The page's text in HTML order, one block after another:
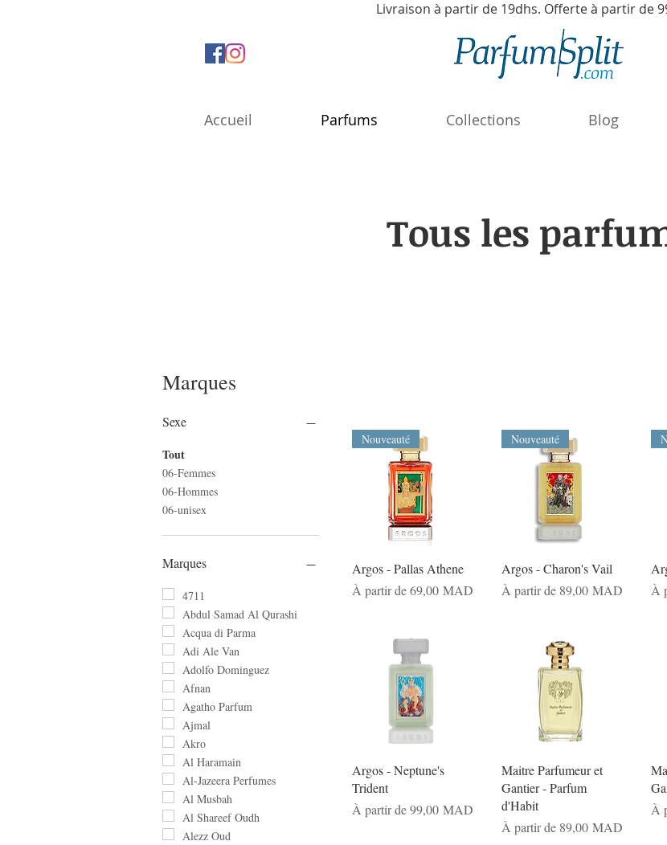
Livraison à partir de 19dhs. Offerte à partir de
Accueil Parfums Collections Blog
Tous les
Marques
Sexe
Tout
06-Femmes
06-Hommes
06-unisex
Marques
4711
Abdul Samad Al Qurashi
Acqua di Parma
Adi Ale Van
Adolfo Dominguez
Afnan
Agatho Parfum
Ajmal
Akro
Al Haramain
Al-Jazeera Perfumes
Al Musbah
Al Shareef Oudh
Alezz Oud
Nouveauté
Argos - Pallas Athene
À partir de69,00 MAD
Prix promotionnel
Nouveauté
Argos - Charon's Vail
À partir de 89,00 MAD
Prix promotionnel
À
Argos - Neptune's
Trident
À partir de99,00 MAD
Prix promotionnel
Maitre Parfumeur et
Gantier - Parfum
d'Habit
À partir de 89,00 MAD
Prix promotionnel
À